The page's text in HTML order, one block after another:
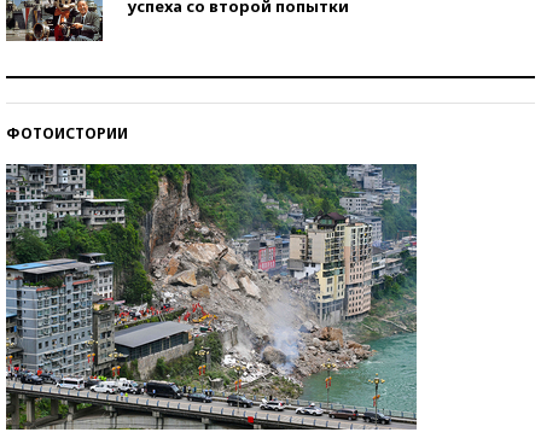
успеха со второй попытки
ФОТОИСТОРИИ